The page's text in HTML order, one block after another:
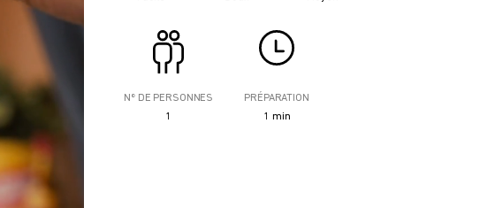
Nº DE PERSONNES
1
PRÉPARATION
1 min